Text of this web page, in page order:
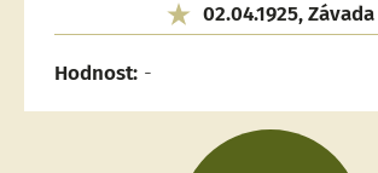
02.04.1925, Závada
Hodnost: -